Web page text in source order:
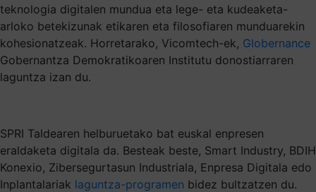
teknologia digitalen mundua eta lege- eta kudeaketa-
arloko betekizunak etikaren eta filosofiaren munduarekin
kohesionatzeak. Horretarako, Vicomtech-ek, Globernance
Gobernantza Demokratikoaren Institutu donostiarraren
laguntza izan du.
SPRI Taldearen helburuetako bat euskal enpresen
eraldaketa digitala da. Besteak beste, Smart Industry, BDIH
Konexio, Zibersegurtasun Industriala, Enpresa Digitala edo
Inplantalariak laguntza-programen bidez bultzatzen du.